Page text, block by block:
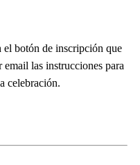
el botón de inscripción que
las instrucciones para
celebración.